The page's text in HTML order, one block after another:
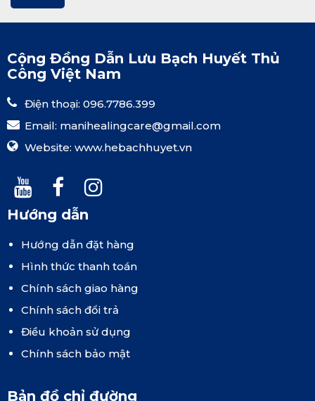
Cộng Đồng Dẫn Lưu Bạch Huyết Thủ
Công Việt Nam
Điện thoại: 096.7786.399
Email: manihealingcare@gmail.com
Website: www.hebachhuyet.vn
Hướng dẫn
Hướng dẫn đặt hàng
Hình thức thanh toán
Chính sách giao hàng
Chính sách đổi trả
Điều khoản sử dụng
Chính sách bảo mật
Bản đồ chỉ đường